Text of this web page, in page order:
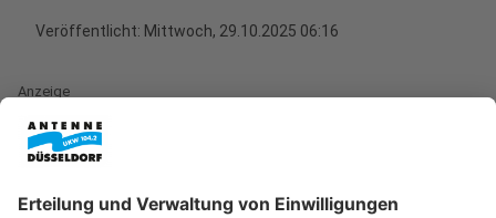
Veröffentlicht: Mittwoch, 29.10.2025 06:16
Anzeige
Adolf-Platzenger - die Absperrungen werden schon